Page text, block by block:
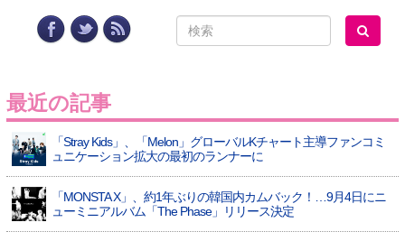
最近の記事
「Stray Kids」、「Melon」グローバルKチャート主導ファンコミ
ュニケーション拡大の最初のランナーに
「MONSTA X」、約1年ぶりの韓国内カムバック！…9月4日にニ
ューミニアルバム「The Phase」リリース決定